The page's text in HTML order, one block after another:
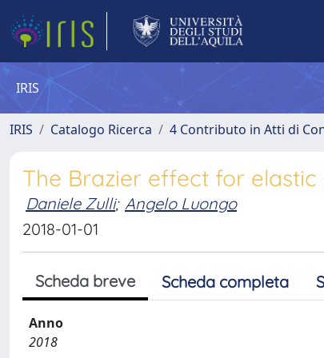
IRIS
IRIS Catalogo Ricerca 4 Contributo in Atti di
The Brazier effect for
Daniele Zulli; Angelo Luongo
2018-01-01
Scheda breve Scheda completa
Anno
2018